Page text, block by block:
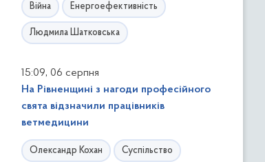
Війна Енергоефективність
Людмила Шатковська
15:09, 06 серпня
На Рівненщині з нагоди професійного
свята відзначили працівників
ветмедицини
Олександр Кохан Суспільство